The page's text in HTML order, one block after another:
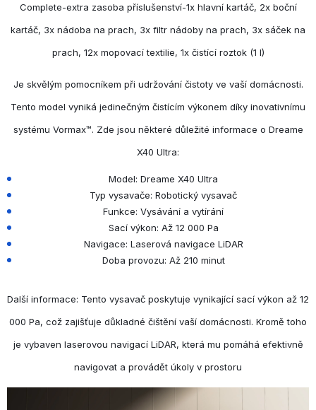
Complete-extra zasoba příslušenství-1x hlavní kartáč, 2x boční
kartáč, 3x nádoba na prach, 3x filtr nádoby na prach, 3x sáček na
prach, 12x mopovací textilie, 1x čistící roztok (1 l)
Je skvělým pomocníkem při udržování čistoty ve vaší domácnosti.
Tento model vyniká jedinečným čistícím výkonem díky inovativnímu
systému Vormax™. Zde jsou některé důležité informace o Dreame
X40 Ultra:
Model: Dreame X40 Ultra
Typ vysavače: Robotický vysavač
Funkce: Vysávání a vytírání
Sací výkon: Až 12 000 Pa
Navigace: Laserová navigace LiDAR
Doba provozu: Až 210 minut
Další informace: Tento vysavač poskytuje vynikající sací výkon až 12
000 Pa, což zajišťuje důkladné čištění vaší domácnosti. Kromě toho
je vybaven laserovou navigací LiDAR, která mu pomáhá efektivně
navigovat a provádět úkoly v prostoru